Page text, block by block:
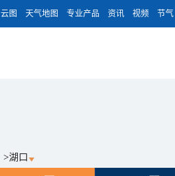
云图 天气地图 专业产品 资讯 视频 节气
>湖口